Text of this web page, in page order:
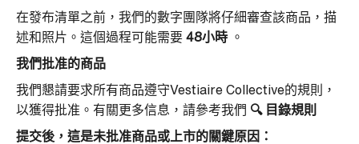
在發布清單之前，我們的數字團隊將仔細審查該商品，描
述和照片。這個過程可能需要 48小時 。
我們批准的商品
我們懇請要求所有商品遵守Vestiaire Collective的規則，
以獲得批准。有關更多信息，請參考我們 🔍 目錄規則
提交後，這是未批准商品或上市的關鍵原因：